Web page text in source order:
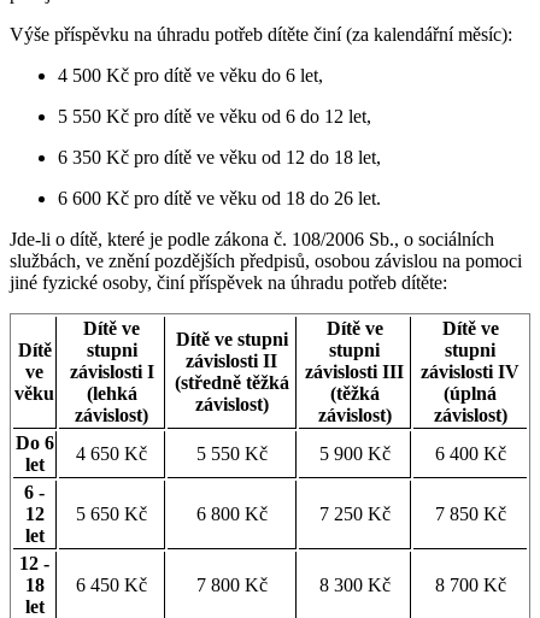
Výše příspěvku na úhradu potřeb dítěte činí (za kalendářní měsíc):
4 500 Kč pro dítě ve věku do 6 let,
5 550 Kč pro dítě ve věku od 6 do 12 let,
6 350 Kč pro dítě ve věku od 12 do 18 let,
6 600 Kč pro dítě ve věku od 18 do 26 let.
Jde-li o dítě, které je podle zákona č. 108/2006 Sb., o sociálních
službách, ve znění pozdějších předpisů, osobou závislou na pomoci
jiné fyzické osoby, činí příspěvek na úhradu potřeb dítěte:
Dítě
ve
věku
Dítě ve
stupni
závislosti I
(lehká
závislost)
Dítě ve stupni
závislosti II
(středně těžká
závislost)
Dítě ve
stupni
závislosti III
(těžká
závislost)
Dítě ve
stupni
závislosti IV
(úplná
závislost)
Do 6
let
4 650 Kč 5 550 Kč 5 900 Kč
6 400 Kč
6 -
12
let
5 650 Kč 6 800 Kč 7 250 Kč 7 850 Kč
12 -
18
let
6 450 Kč 7 800 Kč 8 300 Kč 8 700 Kč